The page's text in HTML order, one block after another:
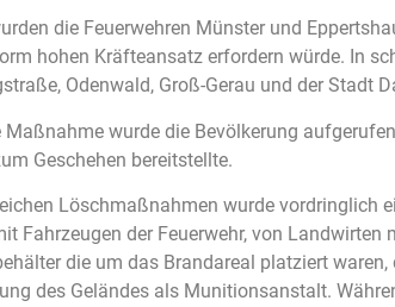
die Feuerwehren Münster und
hohen Kräfteansatz erfordern würde. In
Odenwald, Groß-Gerau und der Stadt
wurde die Bevölkerung
Geschehen bereitstellte.
Löschmaßnahmen wurde vordringlich
Fahrzeugen der Feuerwehr, von
die um das Brandareal platziert
des Geländes als Munitionsanstalt.